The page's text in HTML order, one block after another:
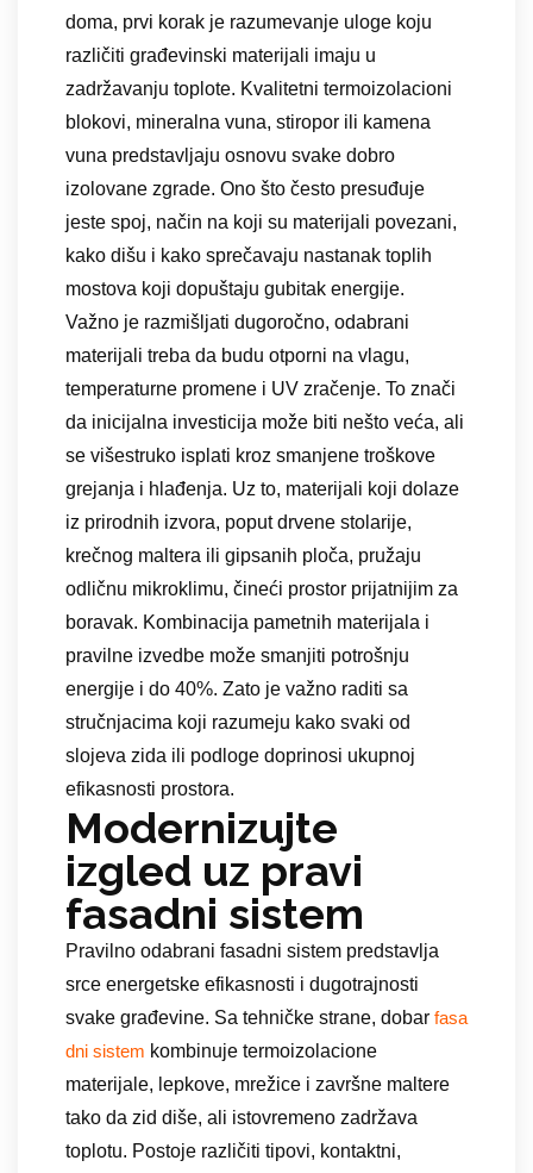
doma, prvi korak je razumevanje uloge koju
različiti građevinski materijali imaju u
zadržavanju toplote. Kvalitetni termoizolacioni
blokovi, mineralna vuna, stiropor ili kamena
vuna predstavljaju osnovu svake dobro
izolovane zgrade. Ono što često presuđuje
jeste spoj, način na koji su materijali povezani,
kako dišu i kako sprečavaju nastanak toplih
mostova koji dopuštaju gubitak energije.
Važno je razmišljati dugoročno, odabrani
materijali treba da budu otporni na vlagu,
temperaturne promene i UV zračenje. To znači
da inicijalna investicija može biti nešto veća, ali
se višestruko isplati kroz smanjene troškove
grejanja i hlađenja. Uz to, materijali koji dolaze
iz prirodnih izvora, poput drvene stolarije,
krečnog maltera ili gipsanih ploča, pružaju
odličnu mikroklimu, čineći prostor prijatnijim za
boravak. Kombinacija pametnih materijala i
pravilne izvedbe može smanjiti potrošnju
energije i do 40%. Zato je važno raditi sa
stručnjacima koji razumeju kako svaki od
slojeva zida ili podloge doprinosi ukupnoj
efikasnosti prostora.
Modernizujte
izgled uz pravi
fasadni sistem
Pravilno odabrani fasadni sistem predstavlja
srce energetske efikasnosti i dugotrajnosti
svake građevine. Sa tehničke strane, dobar fasa
dni sistem kombinuje termoizolacione
materijale, lepkove, mrežice i završne maltere
tako da zid diše, ali istovremeno zadržava
toplotu. Postoje različiti tipovi, kontaktni,